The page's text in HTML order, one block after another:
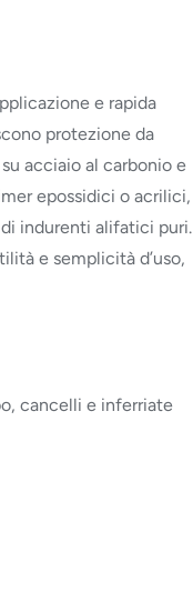
e rapida
protezione da
acciaio al carbonio e
epossidici o acrilici,
indurenti alifatici puri.
e semplicità d’uso,
cancelli e inferriate